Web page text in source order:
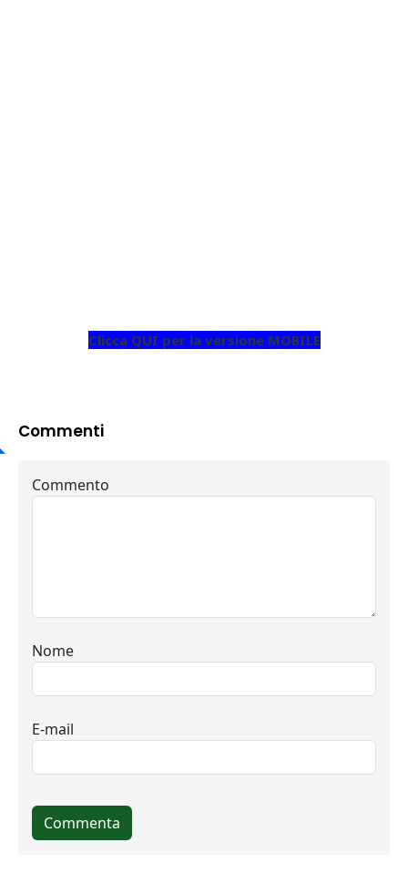
Clicca QUI per la versione MOBILE
Commenti